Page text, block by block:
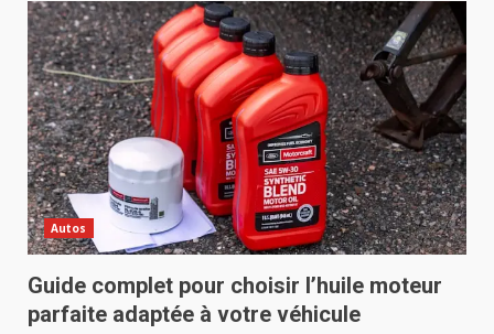
Autos
Guide complet pour choisir l’huile moteur
parfaite adaptée à votre véhicule